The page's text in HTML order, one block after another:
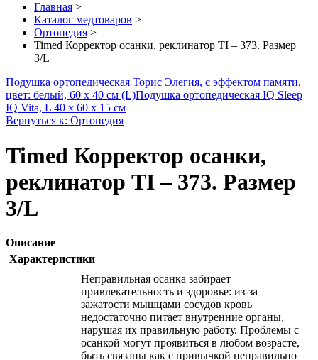
Главная >
Каталог медтоваров >
Ортопедия >
Timed Корректор осанки, реклинатор TI – 373. Размер
3/L
Подушка ортопедическая Торис Элегия, с эффектом памяти,
цвет: белый, 60 х 40 см (L)Подушка ортопедическая IQ Sleep
IQ Vita, L 40 х 60 х 15 см
Вернуться к: Ортопедия
Timed Корректор осанки,
реклинатор TI – 373. Размер
3/L
Описание
Характеристики
Неправильная осанка забирает
привлекательность и здоровье: из-за
зажатости мышцами сосудов кровь
недостаточно питает внутренние органы,
нарушая их правильную работу. Проблемы с
осанкой могут проявиться в любом возрасте,
быть связаны как с привычкой неправильно